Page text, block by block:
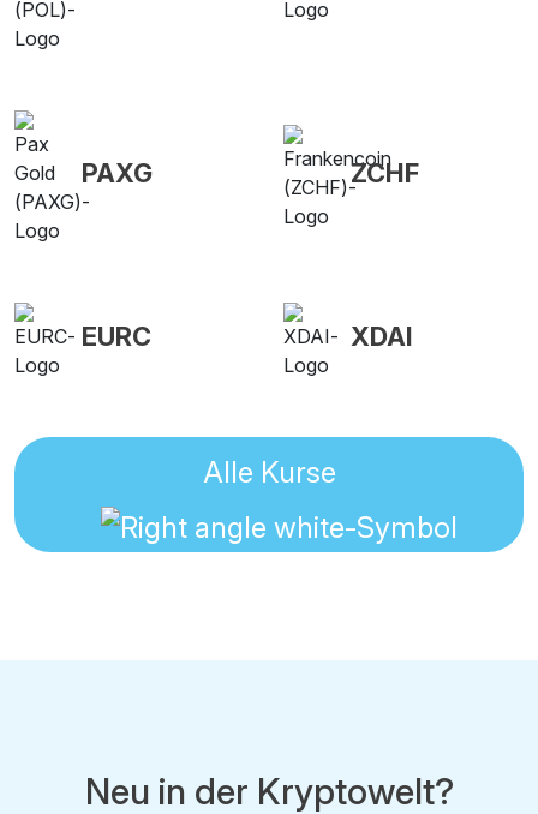
PAXG ZCHF
EURC XDAI
Alle Kurse
Neu in der Kryptowelt?